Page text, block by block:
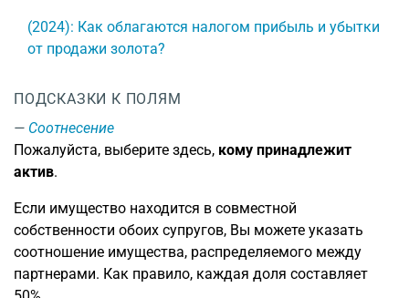
(2024): Как облагаются налогом прибыль и убытки
от продажи золота?
ПОДСКАЗКИ К ПОЛЯМ
Соотнесение
Пожалуйста, выберите здесь, кому принадлежит
актив.
Если имущество находится в совместной
собственности обоих супругов, Вы можете указать
соотношение имущества, распределяемого между
партнерами. Как правило, каждая доля составляет